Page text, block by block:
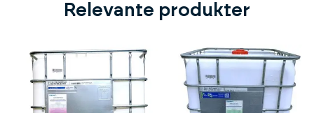
Relevante produkter